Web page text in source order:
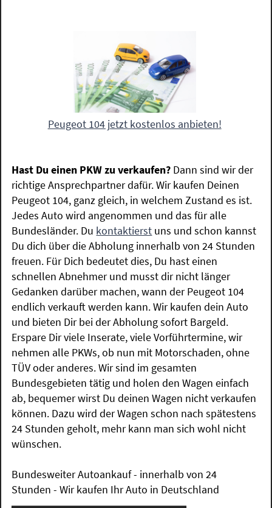
Peugeot 104 jetzt kostenlos anbieten!
Hast Du einen PKW zu verkaufen? Dann sind wir der
richtige Ansprechpartner dafür. Wir kaufen Deinen
Peugeot 104, ganz gleich, in welchem Zustand es ist.
Jedes Auto wird angenommen und das für alle
Bundesländer. Du kontaktierst uns und schon kannst
Du dich über die Abholung innerhalb von 24 Stunden
freuen. Für Dich bedeutet dies, Du hast einen
schnellen Abnehmer und musst dir nicht länger
Gedanken darüber machen, wann der Peugeot 104
endlich verkauft werden kann. Wir kaufen dein Auto
und bieten Dir bei der Abholung sofort Bargeld.
Erspare Dir viele Inserate, viele Vorführtermine, wir
nehmen alle PKWs, ob nun mit Motorschaden, ohne
TÜV oder anderes. Wir sind im gesamten
Bundesgebieten tätig und holen den Wagen einfach
ab, bequemer wirst Du deinen Wagen nicht verkaufen
können. Dazu wird der Wagen schon nach spätestens
24 Stunden geholt, mehr kann man sich wohl nicht
wünschen.
Bundesweiter Autoankauf - innerhalb von 24
Stunden - Wir kaufen Ihr Auto in Deutschland